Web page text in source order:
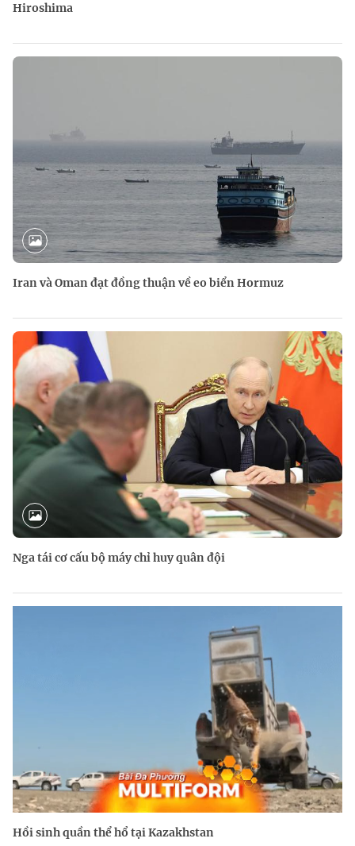
Hiroshima
Iran và Oman đạt đồng thuận về eo biển Hormuz
Nga tái cơ cấu bộ máy chỉ huy quân đội
Hồi sinh quần thể hổ tại Kazakhstan